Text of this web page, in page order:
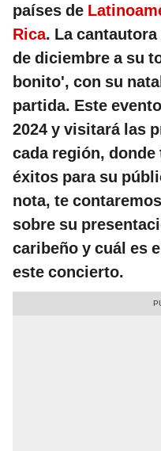
países de
Rica. La
de diciembre a su
bonito', con su
partida. Este
2024 y visitará las
cada región,
éxitos para su
nota, te
sobre su
caribeño y cuál es
este concierto.